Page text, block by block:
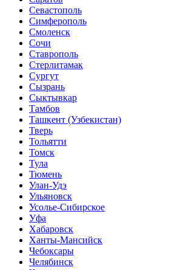
Севастополь
Симферополь
Смоленск
Сочи
Ставрополь
Стерлитамак
Сургут
Сызрань
Сыктывкар
Тамбов
Ташкент (Узбекистан)
Тверь
Тольятти
Томск
Тула
Тюмень
Улан-Удэ
Ульяновск
Усолье-Сибирское
Уфа
Хабаровск
Ханты-Мансийск
Чебоксары
Челябинск